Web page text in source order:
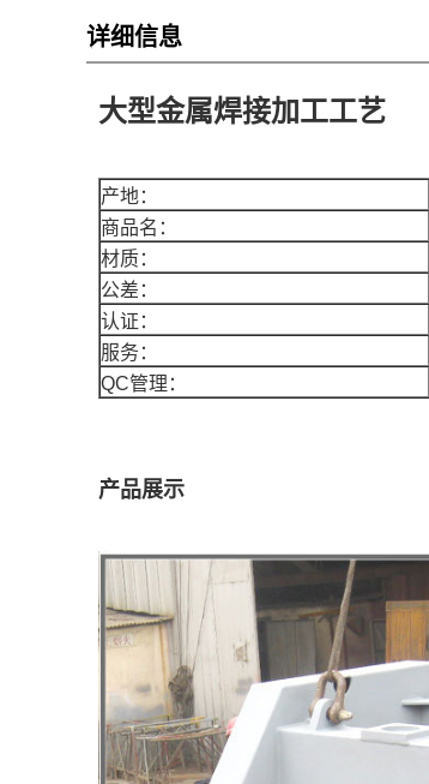
详细信息
大型金属焊接加工工艺
产地：
商品名：
材质：
公差：
认证：
服务：
QC管理：
产品展示